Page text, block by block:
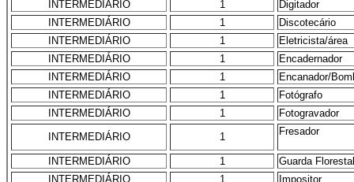
INTERMEDIÁRIO
1
Digitador
INTERMEDIÁRIO
1
Discotecário
INTERMEDIÁRIO
1
Eletricista/área
INTERMEDIÁRIO
1
Encadernador
INTERMEDIÁRIO
1
Encanador/
INTERMEDIÁRIO
1
Fotógrafo
INTERMEDIÁRIO
1
Fotogravador
INTERMEDIÁRIO
1 Fresador
INTERMEDIÁRIO 1
Guarda Florestal
INTERMEDIÁRIO
1
Impositor